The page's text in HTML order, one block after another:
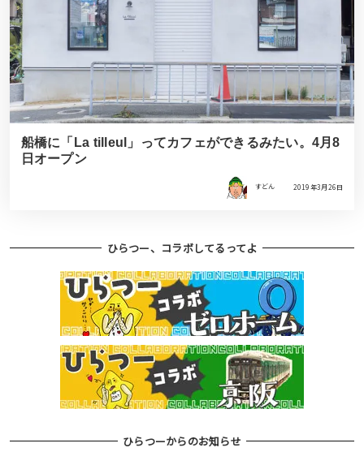
船橋に「La tilleul」ってカフェができるみたい。4月8
日オープン
すどん 2019年3月26日
ひらつー、コラボしてるってよ
ひらつーからのお知らせ